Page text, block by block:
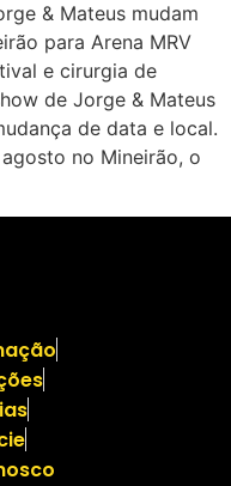
& Mateus mudam
para Arena MRV
e cirurgia de
de Jorge & Mateus
de data e local.
no Mineirão, o